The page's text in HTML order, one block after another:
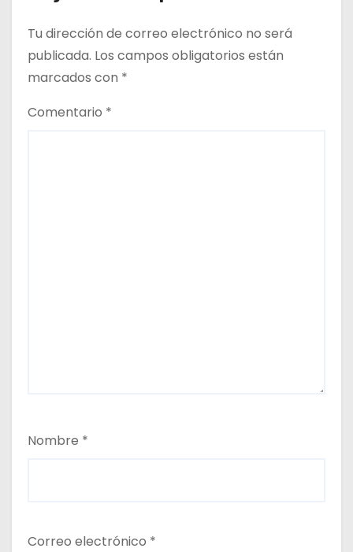
Tu dirección de correo electrónico no será
publicada. Los campos obligatorios están
marcados con *
Comentario *
Nombre *
Correo electrónico *